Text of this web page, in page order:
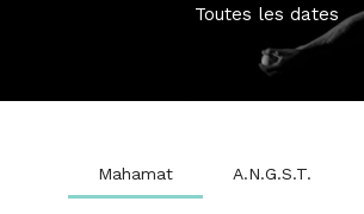
Toutes les dates
Mahamat A.N.G.S.T.